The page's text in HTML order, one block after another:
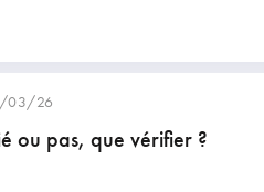
03/26
ou pas, que vérifier ?